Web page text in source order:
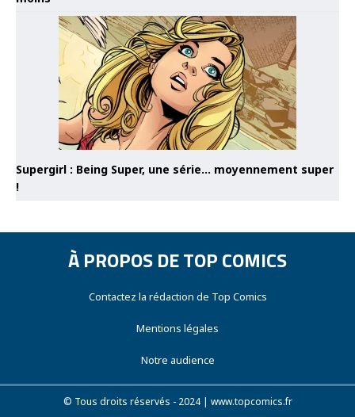
Supergirl : Being Super, une série… moyennement super
!
À PROPOS DE TOP COMICS
Contactez la rédaction de Top Comics
Mentions légales
Notre audience
© Tous droits réservés - 2024 | www.topcomics.fr